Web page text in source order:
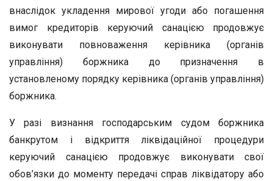
внаслідок укладення мирової угоди або погашення
вимог кредиторів керуючий санацією продовжує
виконувати повноваження керівника (органів
управління) боржника до призначення в
установленому порядку керівника (органів управління)
боржника.
У разі визнання господарським судом боржника
банкрутом і відкриття ліквідаційної процедури
керуючий санацією продовжує виконувати свої
обов’язки до моменту передачі справ ліквідатору або